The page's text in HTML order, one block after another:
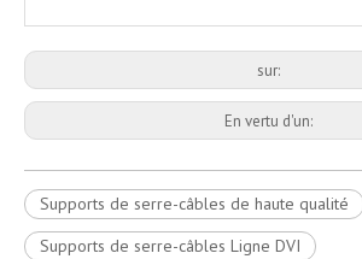
sur:
En vertu d'un:
Supports de serre-câbles de haute qualité
Supports de serre-câbles Ligne DVI